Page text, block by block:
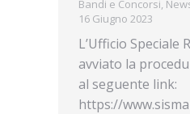
Bandi e Concorsi,
16 Giugno 2023
L’Ufficio Speciale
avviato la
al seguente link:
https://